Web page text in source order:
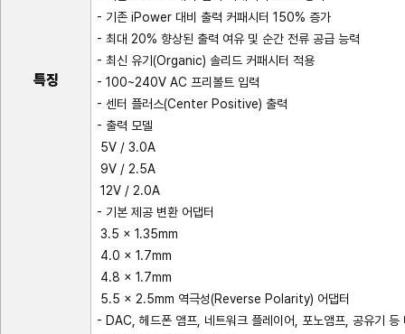
특징
- 기존 iPower 대비 출력 커패시터 150% 증가
- 최대 20% 향상된 출력 여유 및 순간 전류 공급 능력
- 최신 유기(Organic) 솔리드 커패시터 적용
- 100~240V AC 프리볼트 입력
- 센터 플러스(Center Positive) 출력
- 출력 모델
5V / 3.0A
9V / 2.5A
12V / 2.0A
- 기본 제공 변환 어댑터
3.5 × 1.35mm
4.0 × 1.7mm
4.8 × 1.7mm
5.5 × 2.5mm 역극성(Reverse Polarity) 어댑터
- DAC, 헤드폰 앰프, 네트워크 플레이어, 포노앰프, 공유기